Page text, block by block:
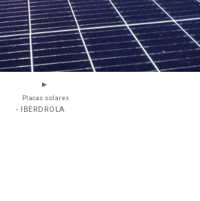
Placas solares
- IBERDROLA